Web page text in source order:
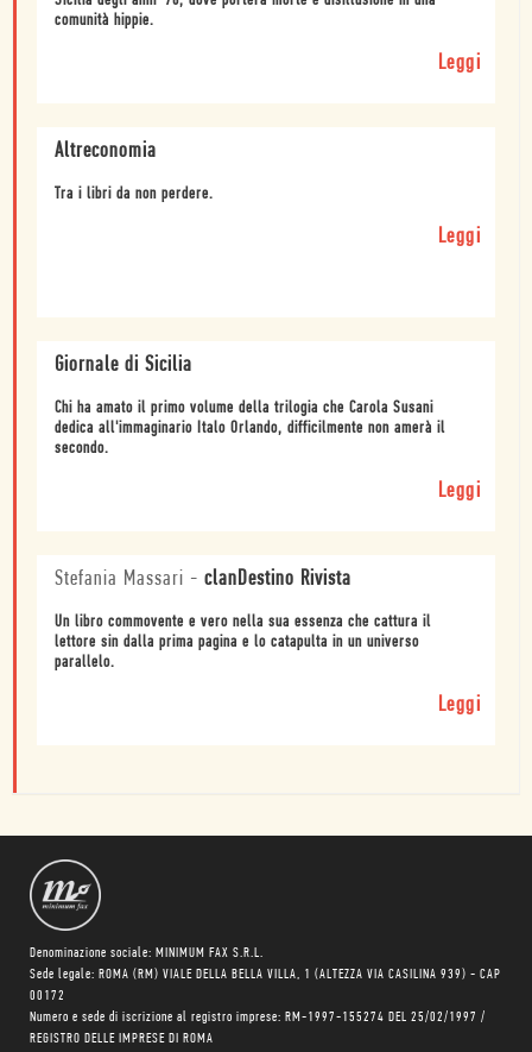
comunità hippie.
Leggi
Altreconomia
Tra i libri da non perdere.
Leggi
Giornale di Sicilia
Chi ha amato il primo volume della trilogia che Carola Susani
dedica all'immaginario Italo Orlando, difficilmente non amerà il
secondo.
Leggi
Stefania Massari - clanDestino Rivista
Un libro commovente e vero nella sua essenza che cattura il
lettore sin dalla prima pagina e lo catapulta in un universo
parallelo.
Leggi
Denominazione sociale: MINIMUM FAX S.R.L.
Sede legale: ROMA (RM) VIALE DELLA BELLA VILLA, 1 (ALTEZZA VIA CASILINA 939) - CAP
00172
Numero e sede di iscrizione al registro imprese: RM-1997-155274 DEL 25/02/1997 /
REGISTRO DELLE IMPRESE DI ROMA